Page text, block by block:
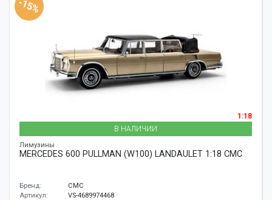
-15%
1:18
В НАЛИЧИИ
Лимузины
MERCEDES 600 PULLMAN (W100) LANDAULET 1:18 CMC
Бренд:
CMC
Артикул:
VS-4689974468